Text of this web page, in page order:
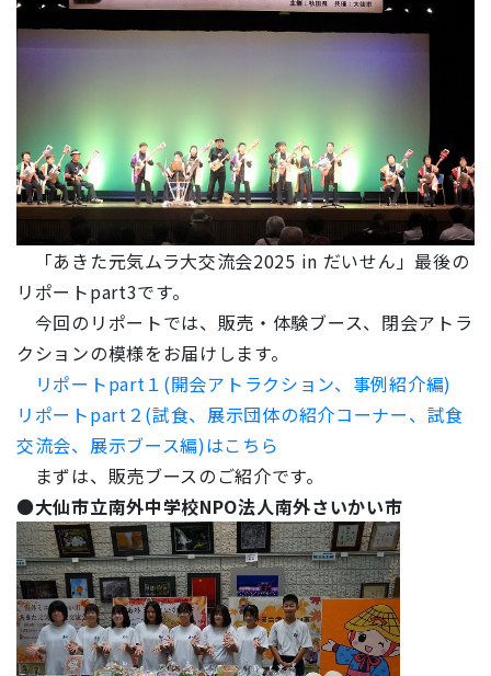
「あきた元気ムラ大交流会2025 in だいせん」最後の
リポートpart3です。
今回のリポートでは、販売・体験ブース、閉会アトラ
クションの模様をお届けします。
リポートpart１(開会アトラクション、事例紹介編)
リポートpart２(試食、展示団体の紹介コーナー、試食
交流会、展示ブース編)はこちら
まずは、販売ブースのご紹介です。
●大仙市立南外中学校NPO法人南外さいかい市